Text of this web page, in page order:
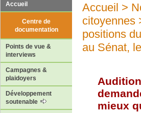
Accueil
Centre de
documentation
Points de vue &
interviews
Campagnes &
plaidoyers
Développement
soutenable
Accueil >
citoyennes
positions
au Sénat,
mieux